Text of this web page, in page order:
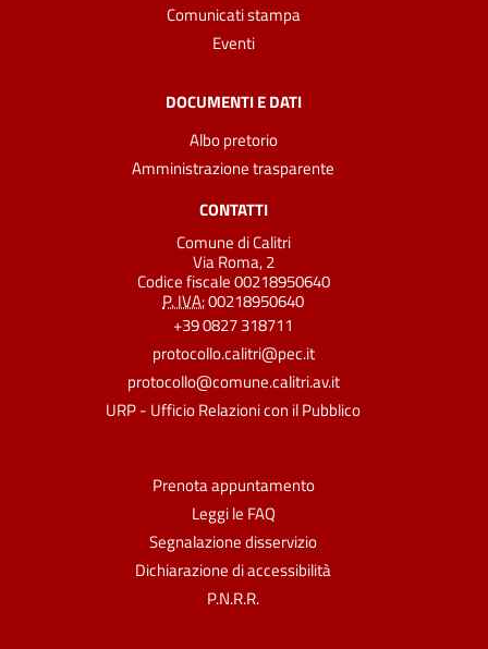
Comunicati stampa
Eventi
DOCUMENTI E DATI
Albo pretorio
Amministrazione trasparente
CONTATTI
Comune di Calitri
Via Roma, 2
Codice fiscale 00218950640
P. IVA:00218950640
+39 0827 318711
protocollo.calitri@pec.it
protocollo@comune.calitri.av.it
URP - Ufficio Relazioni con il Pubblico
Prenota appuntamento
Leggi le FAQ
Segnalazione disservizio
Dichiarazione di accessibilità
P.N.R.R.